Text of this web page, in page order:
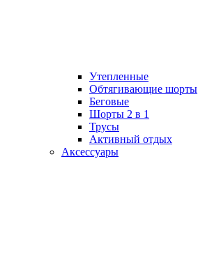
Утепленные
Обтягивающие шорты
Беговые
Шорты 2 в 1
Трусы
Активный отдых
Аксессуары